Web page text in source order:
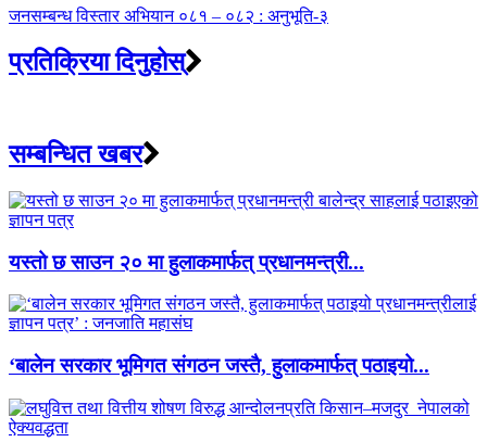
जनसम्बन्ध विस्तार अभियान ०८१ – ०८२ : अनुभूति-३
प्रतिक्रिया दिनुहोस्
सम्बन्धित खबर
यस्तो छ साउन २० मा हुलाकमार्फत् प्रधानमन्त्री...
‘बालेन सरकार भूमिगत संगठन जस्तै, हुलाकमार्फत् पठाइयो...